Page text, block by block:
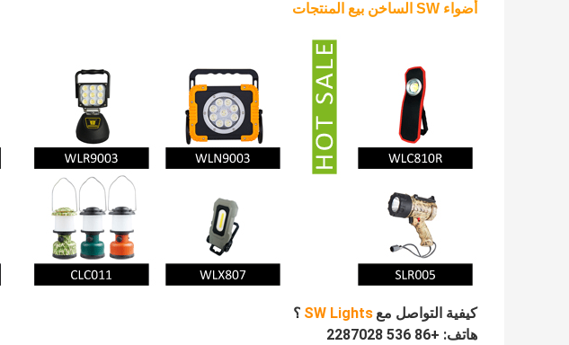
أضواء SW الساخن بيع المنتجات
كيفية التواصل مع SW Lights ؟
هاتف: +86 536 2287028